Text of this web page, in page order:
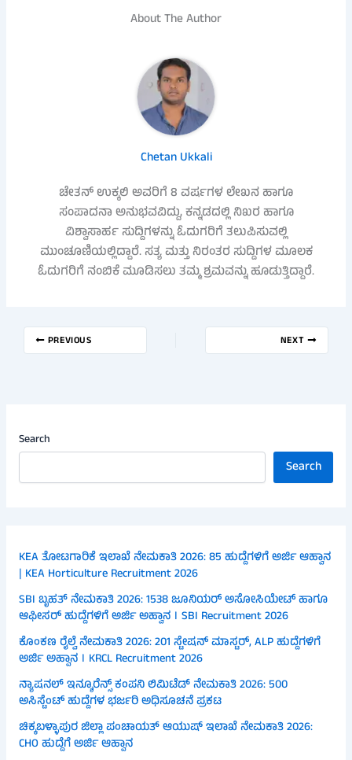
About The Author
Chetan Ukkali
ಚೇತನ್ ಉಕ್ಕಲಿ ಅವರಿಗೆ 8 ವರ್ಷಗಳ ಲೇಖನ ಹಾಗೂ
ಸಂಪಾದನಾ ಅನುಭವವಿದ್ದು, ಕನ್ನಡದಲ್ಲಿ ನಿಖರ ಹಾಗೂ
ವಿಶ್ವಾಸಾರ್ಹ ಸುದ್ದಿಗಳನ್ನು ಓದುಗರಿಗೆ ತಲುಪಿಸುವಲ್ಲಿ
ಮುಂಚೂಣಿಯಲ್ಲಿದ್ದಾರೆ. ಸತ್ಯ ಮತ್ತು ನಿರಂತರ ಸುದ್ದಿಗಳ ಮೂಲಕ
ಓದುಗರಿಗೆ ನಂಬಿಕೆ ಮೂಡಿಸಲು ತಮ್ಮ ಶ್ರಮವನ್ನು ಹೂಡುತ್ತಿದ್ದಾರೆ.
PREVIOUS NEXT
Search
Search
KEA ತೋಟಗಾರಿಕೆ ಇಲಾಖೆ ನೇಮಕಾತಿ 2026: 85 ಹುದ್ದೆಗಳಿಗೆ ಅರ್ಜಿ ಆಹ್ವಾನ
| KEA Horticulture Recruitment 2026
SBI ಬೃಹತ್ ನೇಮಕಾತಿ 2026: 1538 ಜೂನಿಯರ್ ಅಸೋಸಿಯೇಟ್ ಹಾಗೂ
ಆಫೀಸರ್ ಹುದ್ದೆಗಳಿಗೆ ಅರ್ಜಿ ಅಹ್ವಾನ । SBI Recruitment 2026
ಕೊಂಕಣ ರೈಲ್ವೆ ನೇಮಕಾತಿ 2026: 201 ಸ್ಟೇಷನ್ ಮಾಸ್ಟರ್, ALP ಹುದ್ದೆಗಳಿಗೆ
ಅರ್ಜಿ ಅಹ್ವಾನ । KRCL Recruitment 2026
ನ್ಯಾಷನಲ್ ಇನ್ಶೂರೆನ್ಸ್ ಕಂಪನಿ ಲಿಮಿಟೆಡ್ ನೇಮಕಾತಿ 2026: 500
ಅಸಿಸ್ಟೆಂಟ್ ಹುದ್ದೆಗಳ ಭರ್ಜರಿ ಅಧಿಸೂಚನೆ ಪ್ರಕಟ
ಚಿಕ್ಕಬಳ್ಳಾಪುರ ಜಿಲ್ಲಾ ಪಂಚಾಯತ್ ಆಯುಷ್ ಇಲಾಖೆ ನೇಮಕಾತಿ 2026:
CHO ಹುದ್ದೆಗೆ ಅರ್ಜಿ ಆಹ್ವಾನ